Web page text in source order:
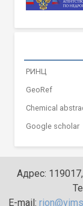
РИНЦ
GeoRef
Chemical
Google scholar
Адрес:
E-mail: